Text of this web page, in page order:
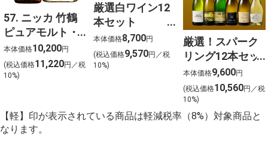
57. ニッカ 竹鶴
ピュアモルト・
フロムザバレル
ウイスキー2本セ
ット【北海道ご
本体価格10,200円
(税込価格11,220円／税
10%)
厳選白ワイン12
本セット
750ml×12
本体価格8,700円
(税込価格9,570円／税
10%)
厳選！スパーク
リング12本セッ
ト 金賞受賞ワイ
ンを含む１２本
を選びました！
本体価格9,600円
(税込価格10,560円／税
10%)
【軽】印が表示されている商品は軽減税率（8%）対象商品と
なります。